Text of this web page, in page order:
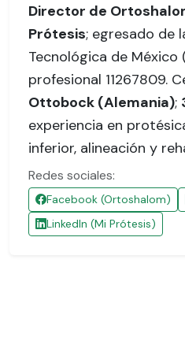
Director de
Prótesis; egresado de
Tecnológica de México
profesional 11267809.
Ottobock (Alemania);
experiencia en
inferior, alineación y
Redes sociales:
Facebook (Ortoshalom)
LinkedIn (Mi Prótesis)